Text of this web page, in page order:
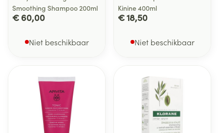
Smoothing Shampoo 200ml
€ 60,00
Niet beschikbaar
Kinine 400ml
€ 18,50
Niet beschikbaar